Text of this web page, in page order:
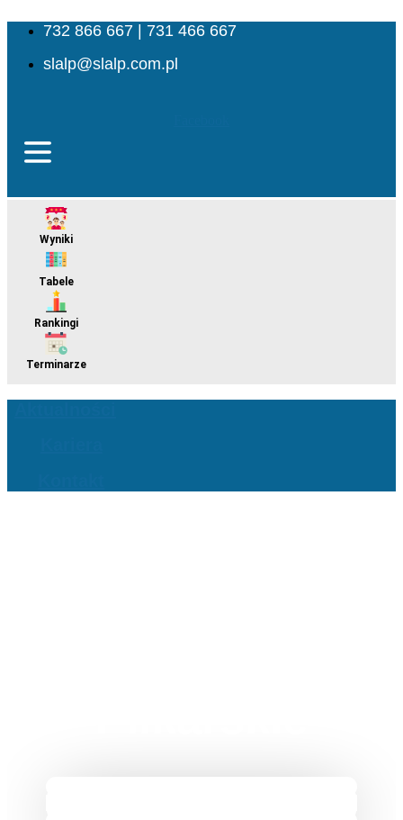
732 866 667 | 731 466 667
slalp@slalp.com.pl
Menu
Wyniki
Menu
Tabele
Menu
Rankingi
Menu
Terminarze